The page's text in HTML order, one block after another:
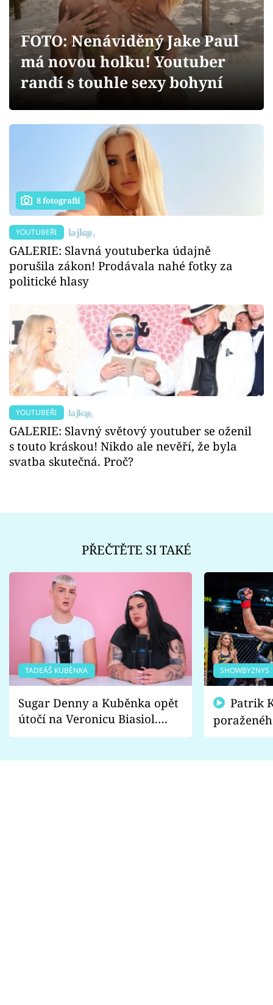
Videa
Sledujte prima+
FOTO: Nenáviděný Jake Paul
má novou holku! Youtuber
randí s touhle sexy bohyní
8 fotografií
YOUTUBEŘI
GALERIE: Slavná youtuberka údajně
porušila zákon! Prodávala nahé fotky za
politické hlasy
YOUTUBEŘI
GALERIE: Slavný světový youtuber se oženil
s touto kráskou! Nikdo ale nevěří, že byla
svatba skutečná. Proč?
PŘEČTĚTE SI TAKÉ
TADEÁŠ KUBĚNKA
Sugar Denny a Kuběnka opět
útočí na Veronicu Biasiol.
Proč je podle nich falešná a
SHOWBYZNYS
fanoušci